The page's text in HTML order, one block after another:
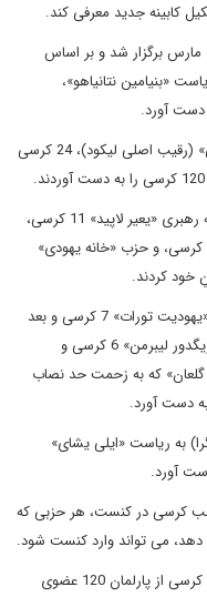
کابینه جدید معرفی کند.
بیستمین انتخابات پارلمان رژیم صهیونیستی 17 مارس برگزار شد و بر اساس
«بنیامین نتانیاهو»،
دست آورد.
«لیکود» 30 کرسی، ائتلاف «اتحادیه صهیونیستی» (رقیب اصلی لیکود)، 24 کرسی
همچنین حزب «یش عاتید» (آینده ای هست) به رهبری «یعیر لاپید» 11 کرسی،
حزب «کلنا» (میانه) به رهبری «موشه کهلون» 10 کرسی، و حزب «خانه یهودی»
از طرفی دیگر، دو حزب افراطی دینی «شاس» و «یهودیت تورات» 7 کرسی و بعد
از آنان حزب «اسرائیل خانه ما» به سرپرستی «آویگدور لیبرمن» 6 کرسی و
که به زحمت حد نصاب
به ریاست «ایلی یشای»
آورد.
کرسی در کنست، هر حزبی که
می تواند وارد کنست شود.
احزاب سیاسی برای تشکیل دولت، حداقل به 61 کرسی از پارلمان 120 عضوی